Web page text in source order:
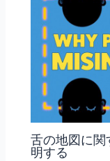
舌の地図に
明する